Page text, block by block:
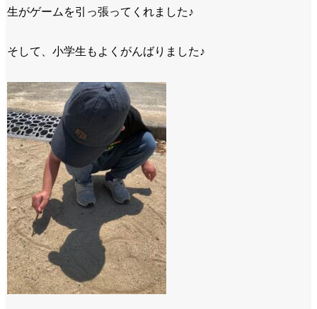
生がゲームを引っ張ってくれました♪
そして、小学生もよくがんばりました♪